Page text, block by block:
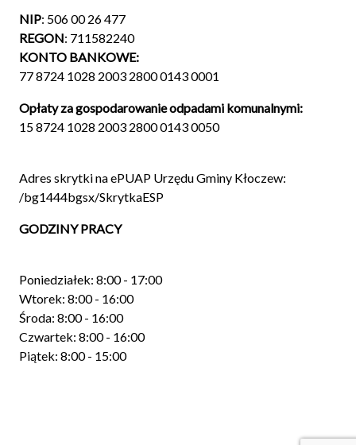
NIP: 506 00 26 477
REGON: 711582240
KONTO BANKOWE:
77 8724 1028 2003 2800 0143 0001
Opłaty za gospodarowanie odpadami komunalnymi:
15 8724 1028 2003 2800 0143 0050
Adres skrytki na ePUAP Urzędu Gminy Kłoczew:
/bg1444bgsx/SkrytkaESP
GODZINY PRACY
Poniedziałek: 8:00 - 17:00
Wtorek: 8:00 - 16:00
Środa: 8:00 - 16:00
Czwartek: 8:00 - 16:00
Piątek: 8:00 - 15:00